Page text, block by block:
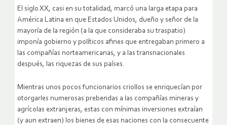
El siglo XX, casi en su totalidad, marcó una larga etapa para
América Latina en que Estados Unidos, dueño y señor de la
mayoría de la región (a la que consideraba su traspatio)
imponía gobierno y políticos afines que entregaban primero a
las compañías norteamericanas, y a las transnacionales
después, las riquezas de sus países.
Mientras unos pocos funcionarios criollos se enriquecían por
otorgarles numerosas prebendas a las compañías mineras y
agrícolas extranjeras, estas con mínimas inversiones extraían
(y aun extraen) los bienes de esas naciones con la consecuente